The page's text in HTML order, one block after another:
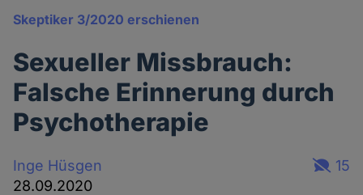
Skeptiker 3/2020 erschienen
Sexueller Missbrauch:
Falsche Erinnerung durch
Psychotherapie
Inge Hüsgen
28.09.2020
15